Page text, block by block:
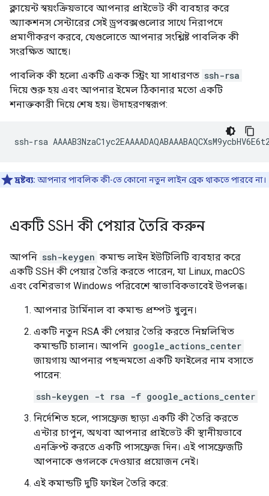
ক্লায়েন্ট স্বয়ংক্রিয়ভাবে আপনার প্রাইভেট কী ব্যবহার করে
অ্যাকশনস সেন্টারের সেই ড্রপবক্সগুলোর সাথে নিরাপদে
প্রমাণীকরণ করবে, যেগুলোতে আপনার সংশ্লিষ্ট পাবলিক কী
সংরক্ষিত আছে।
পাবলিক কী হলো একটি একক স্ট্রিং যা সাধারণত ssh-rsa
দিয়ে শুরু হয় এবং আপনার ইমেল ঠিকানার মতো একটি
শনাক্তকারী দিয়ে শেষ হয়। উদাহরণস্বরূপ:
দ্রষ্টব্য: আপনার পাবলিক কী-তে কোনো নতুন লাইন ব্রেক থাকতে পারবে না।
একটি SSH কী পেয়ার তৈরি করুন
আপনি ssh-keygen কমান্ড লাইন ইউটিলিটি ব্যবহার করে
একটি SSH কী পেয়ার তৈরি করতে পারেন, যা Linux, macOS
এবং বেশিরভাগ Windows পরিবেশে স্বাভাবিকভাবেই উপলব্ধ।
আপনার টার্মিনাল বা কমান্ড প্রম্পট খুলুন।
একটি নতুন RSA কী পেয়ার তৈরি করতে নিম্নলিখিত
কমান্ডটি চালান। আপনি google_actions_center
জায়গায় আপনার পছন্দমতো একটি ফাইলের নাম বসাতে
পারেন:
ssh-keygen -t rsa -f google_actions_center
নির্দেশিত হলে, পাসফ্রেজ ছাড়া একটি কী তৈরি করতে
এন্টার চাপুন, অথবা আপনার প্রাইভেট কী স্থানীয়ভাবে
এনক্রিপ্ট করতে একটি পাসফ্রেজ দিন। এই পাসফ্রেজটি
আপনাকে গুগলকে দেওয়ার প্রয়োজন নেই।
এই কমান্ডটি দুটি ফাইল তৈরি করে: